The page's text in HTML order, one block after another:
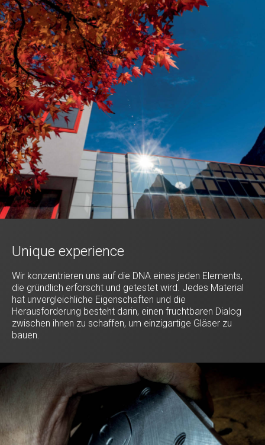
Unique experience
Wir konzentrieren uns auf die DNA eines jeden Elements,
die gründlich erforscht und getestet wird. Jedes Material
hat unvergleichliche Eigenschaften und die
Herausforderung besteht darin, einen fruchtbaren Dialog
zwischen ihnen zu schaffen, um einzigartige Gläser zu
bauen.